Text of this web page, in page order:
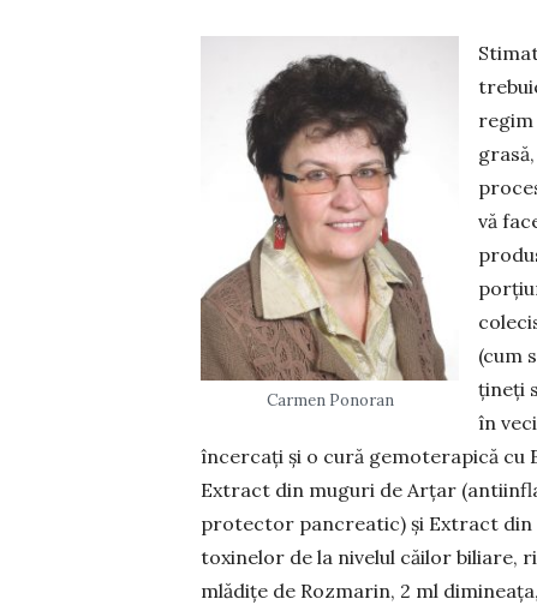
Carmen Ponoran
vă
(cum
țineți
în
încercați și o cură gemoterapică
Extract din muguri de Arțar
pro­tector pan­creatic) și Extract din
toxinelor de la nivelul căilor biliare,
mlădițe de Roz­marin, 2 ml